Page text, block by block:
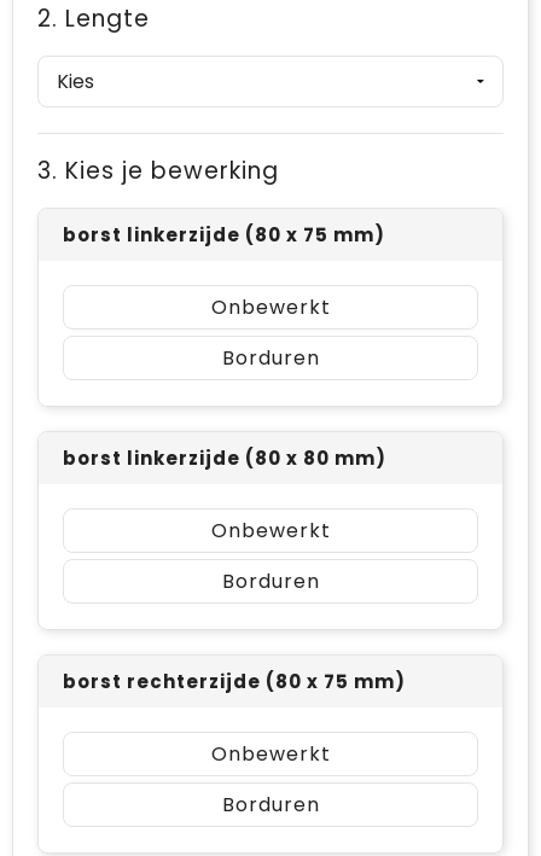
2. Lengte
3. Kies je bewerking
borst linkerzijde (80 x 75 mm)
Onbewerkt
Borduren
borst linkerzijde (80 x 80 mm)
Onbewerkt
Borduren
borst rechterzijde (80 x 75 mm)
Onbewerkt
Borduren